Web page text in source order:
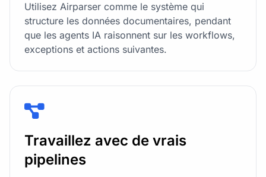
Utilisez Airparser comme le système qui
structure les données documentaires, pendant
que les agents IA raisonnent sur les workflows,
exceptions et actions suivantes.
Travaillez avec de vrais
pipelines